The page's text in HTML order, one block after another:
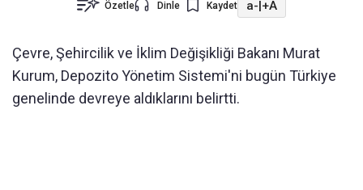
Özetle Dinle Kaydet a-|+A
Çevre, Şehircilik ve İklim Değişikliği Bakanı Murat
Kurum, Depozito Yönetim Sistemi'ni bugün Türkiye
genelinde devreye aldıklarını belirtti.